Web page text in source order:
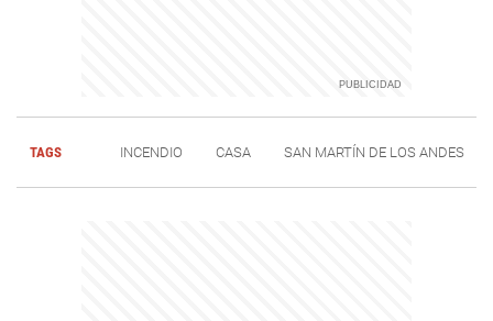
TAGS INCENDIO CASA SAN MARTÍN DE LOS ANDES